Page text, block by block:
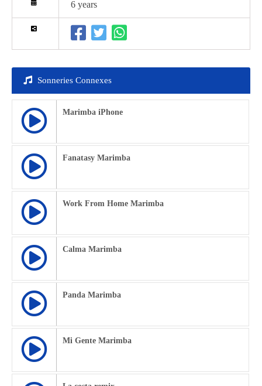
6 years
Sonneries Connexes
Marimba iPhone
Fanatasy Marimba
Work From Home Marimba
Calma Marimba
Panda Marimba
Mi Gente Marimba